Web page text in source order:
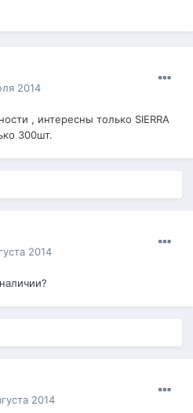
2014
, интересны только SIERRA
300шт.
2014
2014